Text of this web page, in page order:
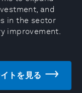
and
in the sector
improvement.
トを見る